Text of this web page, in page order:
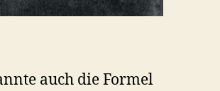
auch die Formel